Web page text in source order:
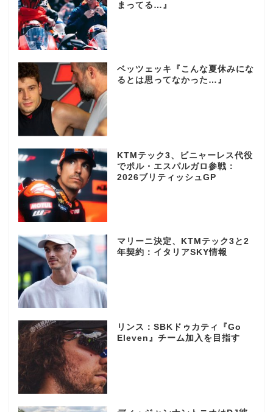
まってる…』
ベッツェッキ『こんな夏休みにな
るとは思ってなかった…』
KTMテック3、ビニャーレス代役
でポル・エスパルガロ参戦：
2026ブリティッシュGP
マリーニ決定、KTMテック3と2
年契約：イタリアSKY情報
リンス：SBKドゥカティ『Go
Eleven』チーム加入を目指す